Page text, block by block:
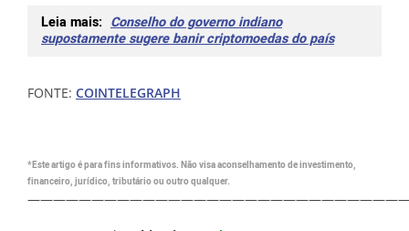
Leia mais: Conselho do governo indiano
supostamente sugere banir criptomoedas do país
FONTE: COINTELEGRAPH
*Este artigo é para fins informativos. Não visa aconselhamento de investimento,
financeiro, jurídico, tributário ou outro qualquer.